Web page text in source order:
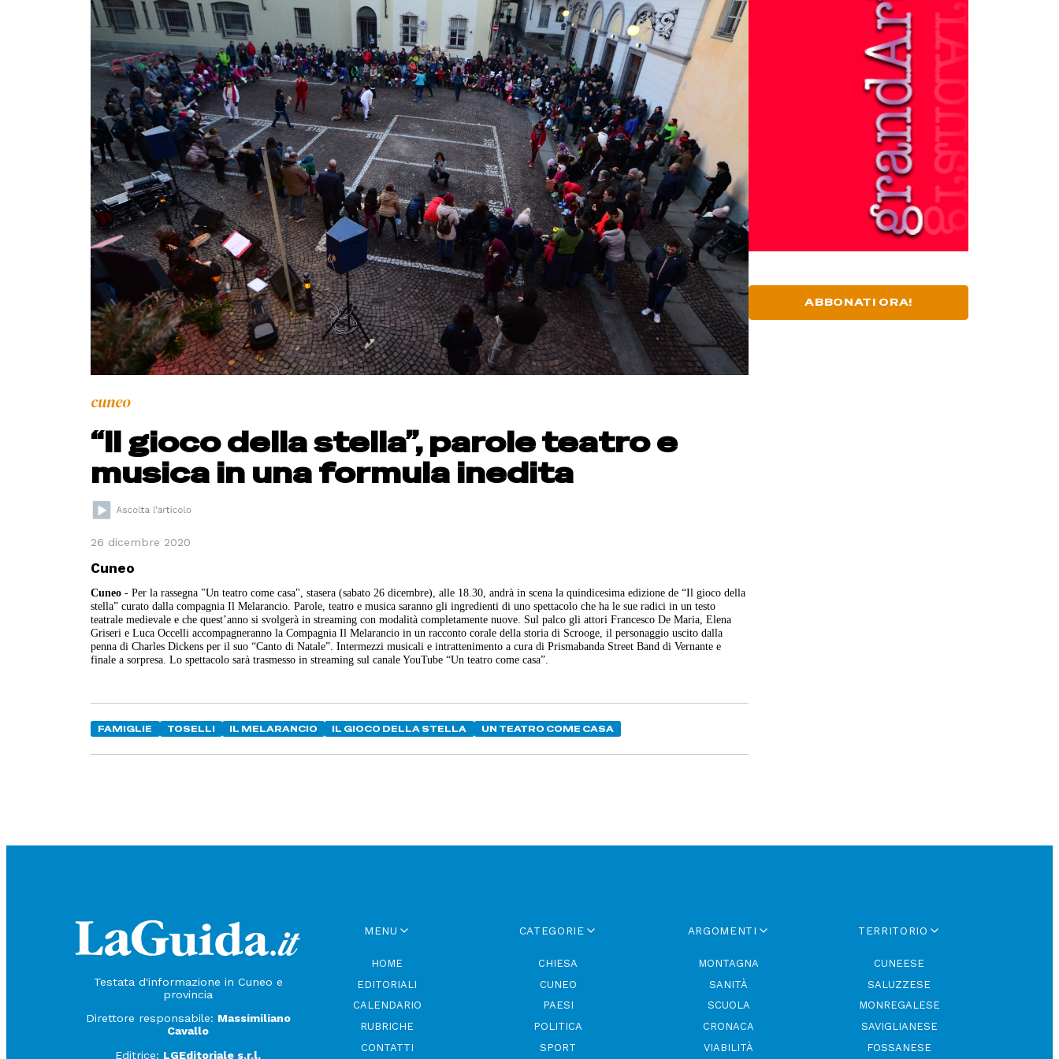
cuneo
“Il gioco della stella”, parole teatro e
musica in una formula inedita
26 dicembre 2020
Cuneo
Cuneo - Per la rassegna "Un teatro come casa", stasera (sabato 26 dicembre), alle 18.30, andrà in scena la quindicesima edizione de “Il gioco della
stella” curato dalla compagnia Il Melarancio. Parole, teatro e musica saranno gli ingredienti di uno spettacolo che ha le sue radici in un testo
teatrale medievale e che quest’anno si svolgerà in streaming con modalità completamente nuove. Sul palco gli attori Francesco De Maria, Elena
Griseri e Luca Occelli accompagneranno la Compagnia Il Melarancio in un racconto corale della storia di Scrooge, il personaggio uscito dalla
penna di Charles Dickens per il suo “Canto di Natale”. Intermezzi musicali e intrattenimento a cura di Prismabanda Street Band di Vernante e
finale a sorpresa. Lo spettacolo sarà trasmesso in streaming sul canale YouTube “Un teatro come casa”.
FAMIGLIE TOSELLI IL MELARANCIO IL GIOCO DELLA STELLA UN TEATRO COME CASA
ABBONATI ORA!
Testata d'informazione in Cuneo e
provincia
Direttore responsabile: Massimiliano
Cavallo
Editrice: LGEditoriale s.r.l.
MENU
HOME
EDITORIALI
CALENDARIO
RUBRICHE
CONTATTI
CATEGORIE
CHIESA
CUNEO
PAESI
POLITICA
SPORT
ARGOMENTI
MONTAGNA
SANITÀ
SCUOLA
CRONACA
VIABILITÀ
TERRITORIO
CUNEESE
SALUZZESE
MONREGALESE
SAVIGLIANESE
FOSSANESE